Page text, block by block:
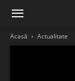
Acasă Actualitate